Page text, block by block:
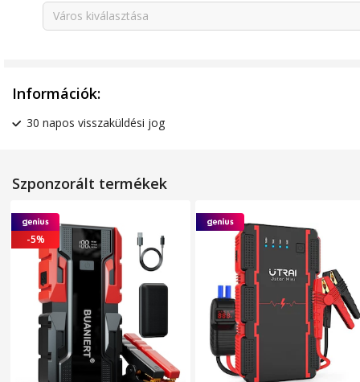
Város kiválasztása
Információk:
30 napos visszaküldési jog
Szponzorált termékek
-5%